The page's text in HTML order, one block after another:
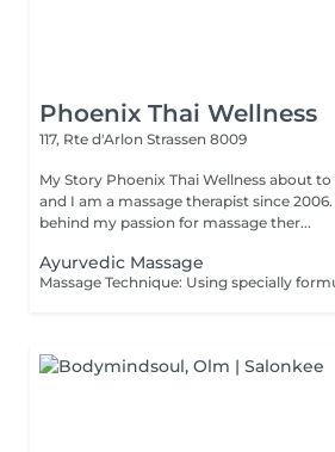
Phoenix Thai Wellness
117, Rte d'Arlon Strassen 8009
My Story Phoenix Thai Wellness about
and I am a massage therapist since
behind my passion for massage ther...
Ayurvedic Massage